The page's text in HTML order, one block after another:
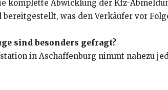
komplette Abwicklung der Kfz-
was den Verkäufer vor
sind besonders gefragt?
in Aschaffenburg nimmt nahezu